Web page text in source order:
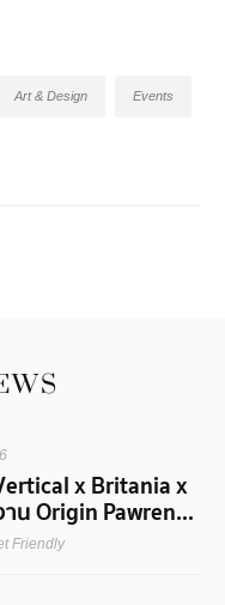
Art & Design Events
x Britania x
น Origin Pawren...
Friendly